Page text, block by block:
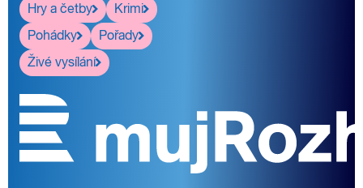
Hry a četby
Krimi
Pohádky
Pořady
Živé vysílání